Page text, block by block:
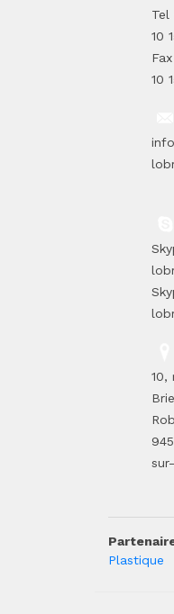
Tel
10
10
info
10,
Plastique